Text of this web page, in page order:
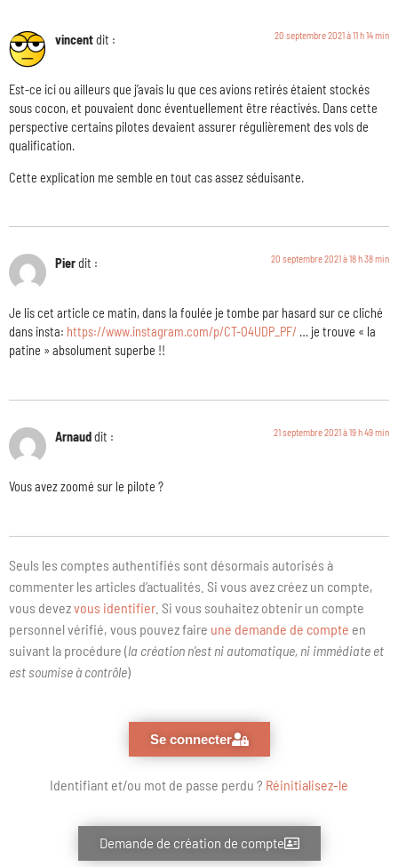
vincentdit : 20 septembre 2021 à 11 h 14 min
Est-ce ici ou ailleurs que j’avais lu que ces avions retirés étaient stockés
sous cocon, et pouvaient donc éventuellement être réactivés. Dans cette
perspective certains pilotes devaient assurer régulièrement des vols de
qualification.
Cette explication me semble en tout cas assez séduisante.
Pierdit : 20 septembre 2021 à 18 h 38 min
Je lis cet article ce matin, dans la foulée je tombe par hasard sur ce cliché
dans insta: https://www.instagram.com/p/CT-O4UDP_PF/ … je trouve « la
patine » absolument superbe !!
Arnauddit : 21 septembre 2021 à 19 h 49 min
Vous avez zoomé sur le pilote ?
Seuls les comptes authentifiés sont désormais autorisés à
commenter les articles d’actualités. Si vous avez créez un compte,
vous devezvous identifier . Si vous souhaitez obtenir un compte
personnel vérifié, vous pouvez faire une demande de compte en
suivant la procédure (la création n’est ni automatique, ni immédiate et
est soumise à contrôle)
Se connecter
Identifiant et/ou mot de passe perdu ? Réinitialisez-le
Demande de création de compte